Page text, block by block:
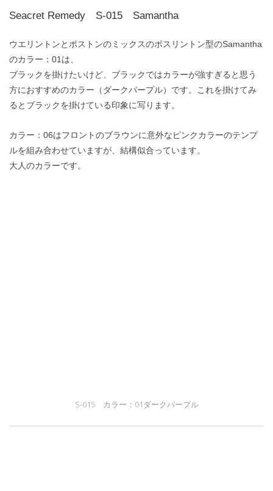
Seacret Remedy S-015 Samantha
ウエリントンとボストンのミックスのボスリントン型のSamantha
のカラー：01は、
ブラックを掛けたいけど、ブラックではカラーが強すぎると思う
方におすすめのカラー（ダークパープル）です。これを掛けてみ
るとブラックを掛けている印象に写ります。
カラー：06はフロントのブラウンに意外なピンクカラーのテンプ
ルを組み合わせていますが、結構似合っています。
大人のカラーです。
S-015 カラー：01ダークパープル